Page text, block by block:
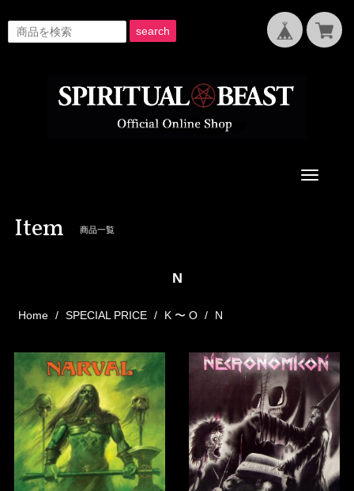
search
Toggle
Item 商品一覧
N
Home SPECIAL PRICE K 〜 O N